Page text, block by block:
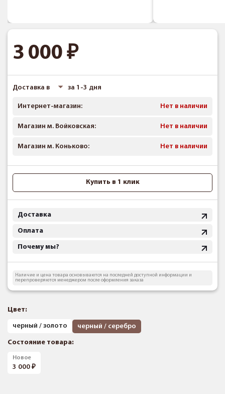
3 000
Доставка в за 1-3 дня
Интернет-магазин: Нет в наличии
Магазин м. Войковская: Нет в наличии
Магазин м. Коньково: Нет в наличии
Купить в 1 клик
Доставка
Оплата
Почему мы?
Наличие и цена товара основываются на последней доступной информации и
перепроверяются менеджером после оформления заказа
Цвет:
черный / золото черный / серебро
Состояние товара:
Новое
3 000